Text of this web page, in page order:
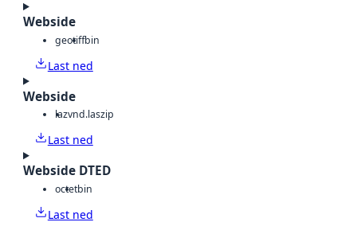
Webside
geotiffbin
Last ned
Webside
lazvnd.laszip
Last ned
Webside DTED
octetbin
Last ned